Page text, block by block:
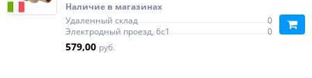
Наличие в магазинах
Удаленный склад
0
Электродный проезд, 6с1
0
579,00 руб.